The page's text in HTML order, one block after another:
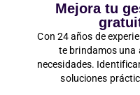
Mejora tu
Con 24 años de
te brindamos una
necesidades.
soluciones